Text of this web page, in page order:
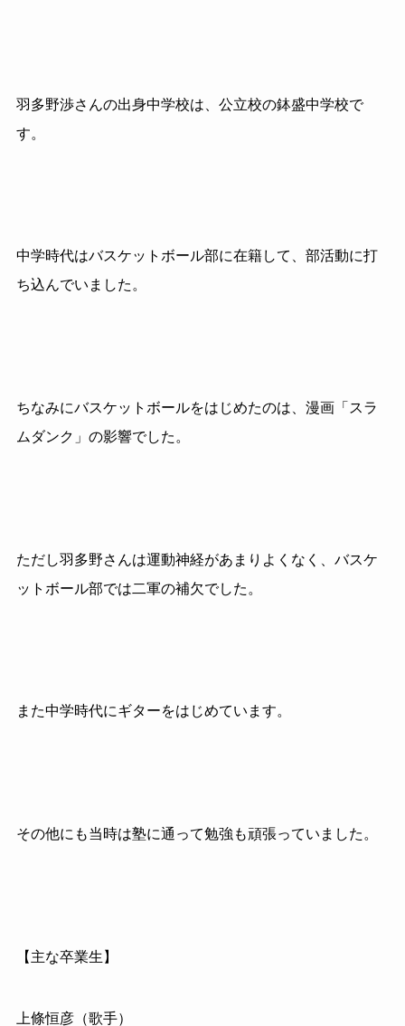
羽多野渉さんの出身中学校は、公立校の鉢盛中学校で
す。
中学時代はバスケットボール部に在籍して、部活動に打
ち込んでいました。
ちなみにバスケットボールをはじめたのは、漫画「スラ
ムダンク」の影響でした。
ただし羽多野さんは運動神経があまりよくなく、バスケ
ットボール部では二軍の補欠でした。
また中学時代にギターをはじめています。
その他にも当時は塾に通って勉強も頑張っていました。
【主な卒業生】
上條恒彦（歌手）